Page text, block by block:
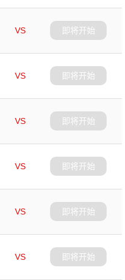
VS
即将开始
VS
即将开始
VS
即将开始
VS
即将开始
VS
即将开始
VS
即将开始